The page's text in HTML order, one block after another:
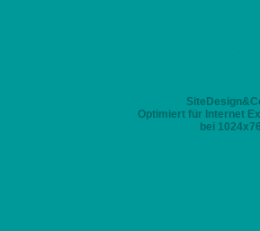
Optimiert für Internet Explorer
bei 1024x768